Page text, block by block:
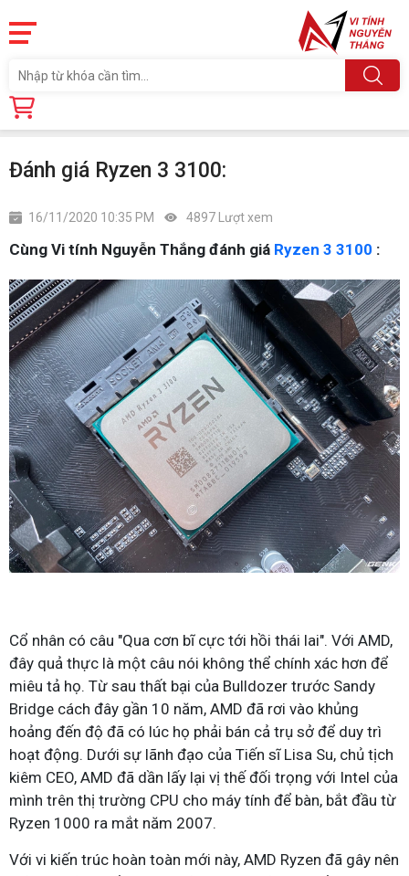
Trang chủ
Đánh giá Ryzen 3 3100:
16/11/2020 10:35 PM 4897 Lượt xem
Cùng Vi tính Nguyễn Thắng đánh giá Ryzen 3 3100 :
Cổ nhân có câu "Qua cơn bĩ cực tới hồi thái lai". Với AMD,
đây quả thực là một câu nói không thể chính xác hơn để
miêu tả họ. Từ sau thất bại của Bulldozer trước Sandy
Bridge cách đây gần 10 năm, AMD đã rơi vào khủng
hoảng đến độ đã có lúc họ phải bán cả trụ sở để duy trì
hoạt động. Dưới sự lãnh đạo của Tiến sĩ Lisa Su, chủ tịch
kiêm CEO, AMD đã dần lấy lại vị thế đối trọng với Intel của
mình trên thị trường CPU cho máy tính để bàn, bắt đầu từ
Ryzen 1000 ra mắt năm 2007.
Với vi kiến trúc hoàn toàn mới này, AMD Ryzen đã gây nên